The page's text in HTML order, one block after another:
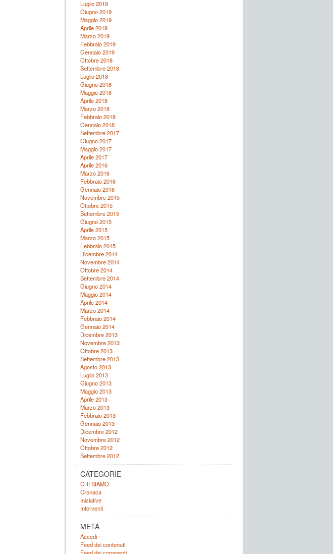
Luglio 2019
Giugno 2019
Maggio 2019
Aprile 2019
Marzo 2019
Febbraio 2019
Gennaio 2019
Ottobre 2018
Settembre 2018
Luglio 2018
Giugno 2018
Maggio 2018
Aprile 2018
Marzo 2018
Febbraio 2018
Gennaio 2018
Settembre 2017
Giugno 2017
Maggio 2017
Aprile 2017
Aprile 2016
Marzo 2016
Febbraio 2016
Gennaio 2016
Novembre 2015
Ottobre 2015
Settembre 2015
Giugno 2015
Aprile 2015
Marzo 2015
Febbraio 2015
Dicembre 2014
Novembre 2014
Ottobre 2014
Settembre 2014
Giugno 2014
Maggio 2014
Aprile 2014
Marzo 2014
Febbraio 2014
Gennaio 2014
Dicembre 2013
Novembre 2013
Ottobre 2013
Settembre 2013
Agosto 2013
Luglio 2013
Giugno 2013
Maggio 2013
Aprile 2013
Marzo 2013
Febbraio 2013
Gennaio 2013
Dicembre 2012
Novembre 2012
Ottobre 2012
Settembre 2012
CATEGORIE
CHI SIAMO
Cronaca
Iniziative
Interventi
META
Accedi
Feed dei contenuti